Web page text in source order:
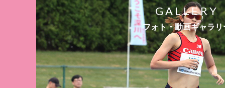
GALLERY
フォト・動画ギャラリ